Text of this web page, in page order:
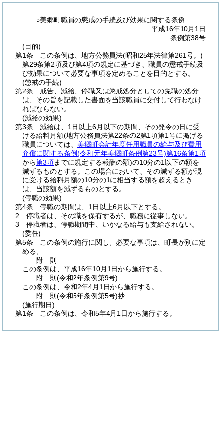
○美郷町職員の懲戒の手続及び効果に関する条例
平成16年10月1日
条例第38号
(目的)
第1条
この条例は、地方公務員法(昭和25年法律第261号。)
第29条第2項及び第4項の規定に基づき、職員の懲戒手続及
び効果について必要な事項を定めることを目的とする。
(懲戒の手続)
第2条
戒告、減給、停職又は懲戒処分としての免職の処分
は、その旨を記載した書面を当該職員に交付して行わなけ
ればならない。
(減給の効果)
第3条
減給は、1日以上6月以下の期間、その発令の日に受
ける給料月額(地方公務員法第22条の2第1項第1号に掲げる
職員については、 美郷町会計年度任用職員の給与及び費用
弁償に関する条例(令和元年美郷町条例第23号)第16条第1項
から第3項までに規定する報酬の額)の10分の1以下の額を
減ずるものとする。
この場合において、その減ずる額が現
に受ける給料月額の10分の1に相当する額を超えるとき
は、当該額を減ずるものとする。
(停職の効果)
第4条
停職の期間は、1日以上6月以下とする。
2
停職者は、その職を保有するが、職務に従事しない。
3
停職者は、停職期間中、いかなる給与も支給されない。
(委任)
第5条
この条例の施行に関し、必要な事項は、町長が別に定
める。
附 則
この条例は、平成16年10月1日から施行する。
附 則(令和2年条例第9号)
この条例は、令和2年4月1日から施行する。
附 則(令和5年条例第5号)抄
(施行期日)
第1条
この条例は、令和5年4月1日から施行する。